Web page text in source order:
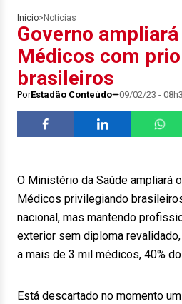
Início> Notícias
Governo
Médicos com
brasileiros
PorEstadão Conteúdo 09/02/23 -
O Ministério da Saúde ampliará
Médicos privilegiando
nacional, mas mantendo
exterior sem diploma
a mais de 3 mil médicos, 40%
Está descartado no momento